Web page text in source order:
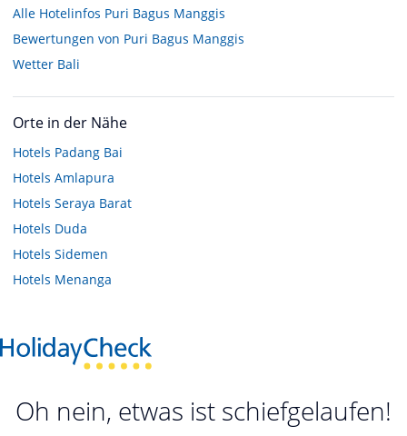
Alle Hotelinfos Puri Bagus Manggis
Bewertungen von Puri Bagus Manggis
Wetter Bali
Orte in der Nähe
Hotels Padang Bai
Hotels Amlapura
Hotels Seraya Barat
Hotels Duda
Hotels Sidemen
Hotels Menanga
Oh nein, etwas ist schiefgelaufen!